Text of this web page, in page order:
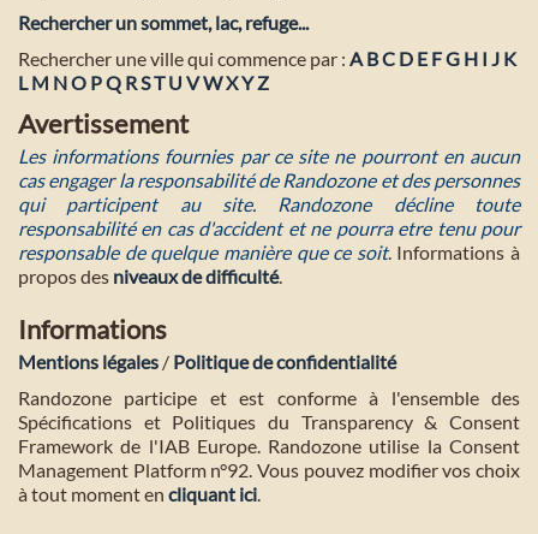
Rechercher un sommet, lac, refuge...
Rechercher une ville qui commence par : A BC D E FG H I J K
L M NO PQ RST U VWXYZ
Avertissement
Les informations fournies par ce site ne pourront en aucun
cas engager la responsabilité de Randozone et des personnes
qui participent au site. Randozone décline toute
responsabilité en cas d'accident et ne pourra etre tenu pour
responsable de quelque manière que ce soit. Informations à
propos des niveaux de difficulté.
Informations
Mentions légales / Politique de confidentialité
Randozone participe et est conforme à l'ensemble des
Spécifications et Politiques du Transparency & Consent
Framework de l'IAB Europe. Randozone utilise la Consent
Management Platform n°92. Vous pouvez modifier vos choix
à tout moment en cliquant ici.